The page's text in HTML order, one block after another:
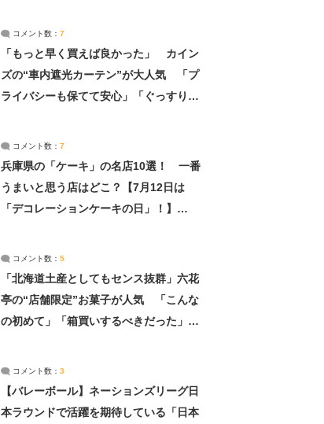
コメント数： 7
「もっと早く買えば良かった」 カイン
ズの“車内遮光カーテン”が大人気 「プ
ライバシーも保てて安心」「ぐっすり眠
コメント数： 7
兵庫県の「ケーキ」の名店10選！ 一番
うまいと思う店はどこ？【7月12日は
「デコレーションケーキの日」！】
コメント数： 5
「北海道土産としてもセンス抜群」六花
亭の“店舗限定”お菓子が人気 「こんな
の初めて」「箱買いするべきだった」
コメント数： 3
【バレーボール】ネーションズリーグ日
本ラウンドで活躍を期待している「日本